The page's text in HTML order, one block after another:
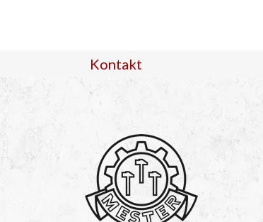
Kontakt